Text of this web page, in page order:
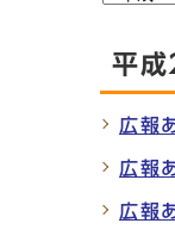
平
広報
広報
広報